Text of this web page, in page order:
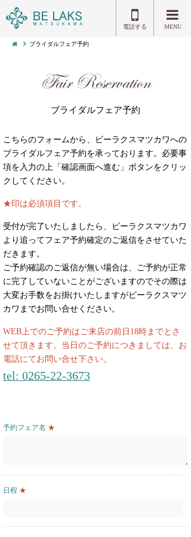
電話する MENU
ブライダルフェア予約
Fair Reservation
ブライダルフェア予約
こちらのフォームから、ビーラクスマツカワへの
ブライダルフェア予約を承っております。必要事
項を入力の上「確認画面へ進む」ボタンをクリッ
クしてください。
★印は必須項目です。
受付が完了いたしましたら、ビーラクスマツカワ
より追ってフェア予約確定のご返信をさせていた
だきます。
ご予約確認のご返信が無い場合は、ご予約が正常
に完了していないことがございますのでその際は
大変お手数をお掛けいたしますがビーラクスマツ
カワまでお問い合せください。
WEB上でのご予約はご来店の前日18時までとさ
せて頂きます。当日のご予約につきましては、お
電話にてお問い合せ下さい。
tel: 0265-22-3673
予約フェア名 ★
日程 ★